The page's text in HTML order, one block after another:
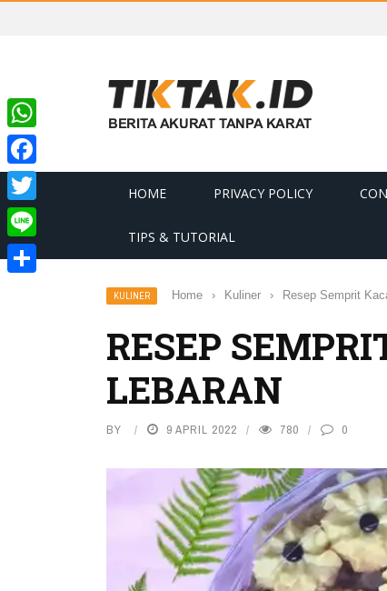
HOME PRIVACY POLICY
TIPS & TUTORIAL
KULINER Home › Kuliner › Resep Semprit
RESEP
LEBARAN
BY 9 APRIL 2022 780 0
WhatsApp
Facebook
Twitter
Line